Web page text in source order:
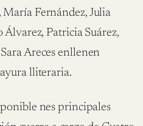
Fernández, Julia
Álvarez, Patricia Suárez,
Areces enllenen
lliteraria.
nes principales